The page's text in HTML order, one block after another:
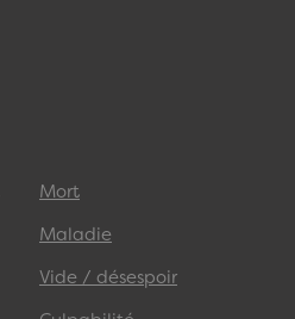
Mort
Maladie
Vide / désespoir